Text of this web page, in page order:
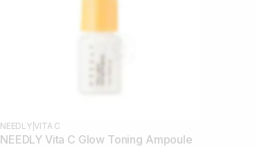
NEEDLY|VITA C
NEEDLY Vita C Glow Toning Ampoule